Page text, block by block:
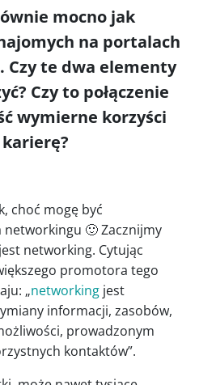
mocno jak
na portalach
Czy te dwa elementy
Czy to połączenie
wymierne korzyści
karierę?
choć mogę być
🙂 Zacznijmy
networking. Cytując
promotora tego
„networking jest
informacji, zasobów,
prowadzonym
kontaktów”.